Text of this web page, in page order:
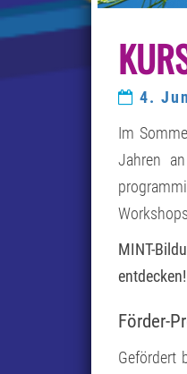
4.
Im
Jahren
MINT-
entdecken!
Förder-
Gefördert